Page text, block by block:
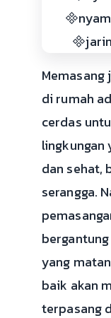
di rumah
cerdas
lingkungan
dan sehat,
serangga.
yang
baik akan
terpasang